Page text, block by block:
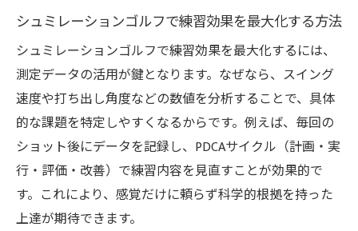
ゴルフ測定データを日々の練習に役立てる
コツ
弾道測定でフォーム改善を目指すコツ
シュミレーションゴルフで弾道測定しフォ
ームを客観視
弾道測定器ランキングを活用したデータ分
析のコツ
ディテクト ゴルフ精度を活かしたフォーム
シュミレーションゴルフで練習効果を最大化する方法
シュミレーションゴルフで練習効果を最大化するには、
測定データの活用が鍵となります。なぜなら、スイング
速度や打ち出し角度などの数値を分析することで、具体
的な課題を特定しやすくなるからです。例えば、毎回の
ショット後にデータを記録し、PDCAサイクル（計画・実
行・評価・改善）で練習内容を見直すことが効果的で
す。これにより、感覚だけに頼らず科学的根拠を持った
上達が期待できます。